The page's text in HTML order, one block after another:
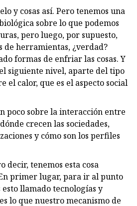
y cosas así. Pero tenemos una
sobre lo que podemos
pero luego, por supuesto,
de herramientas, ¿verdad?
formas de enfriar las cosas. Y
siguiente nivel, aparte del tipo
el calor, que es el aspecto social
poco sobre la interacción entre
crecen las sociedades,
y cómo son los perfiles
decir, tenemos esta cosa
primer lugar, para ir al punto
llamado tecnologías y
lo que nuestro mecanismo de